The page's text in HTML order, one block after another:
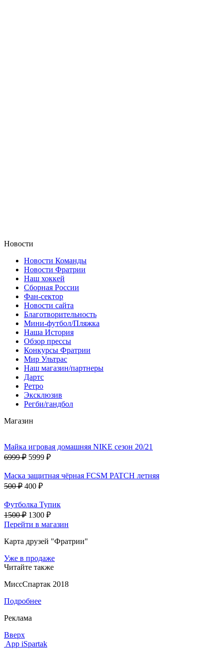
Новости
Новости Команды
Новости Фратрии
Наш хоккей
Сборная России
Фан-cектор
Новости сайта
Благотворительность
Мини-футбол/Пляжка
Наша История
Обзор прессы
Конкурсы Фратрии
Мир Ультрас
Наш магазин/партнеры
Дартс
Ретро
Эксклюзив
Регби/гандбол
Магазин
Майка игровая домашняя NIKE сезон 20/21
6999 ₽ 5999 ₽
Маска защитная чёрная FCSM PATCH летняя
500 ₽ 400 ₽
Футболка Тупик
1500 ₽ 1300 ₽
Перейти в магазин
Карта друзей "Фратрии"
Уже в продаже
Читайте также
МиссСпартак 2018
Подробнее
Реклама
Вверх
App iSpartak